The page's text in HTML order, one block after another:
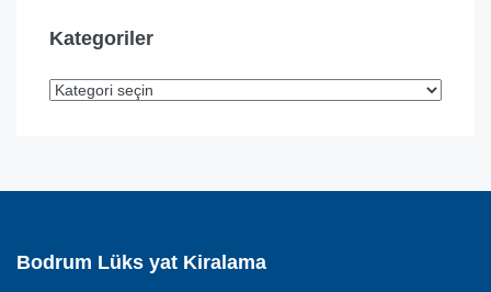
Kategoriler
Bodrum Lüks yat Kiralama